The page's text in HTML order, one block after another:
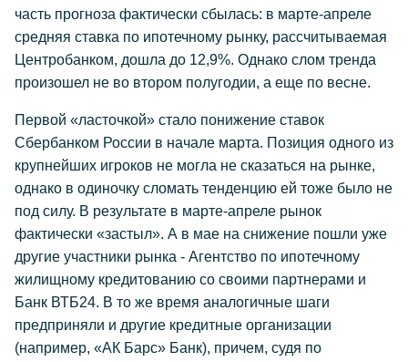
часть прогноза фактически сбылась: в марте-апреле
средняя ставка по ипотечному рынку, рассчитываемая
Центробанком, дошла до 12,9%. Однако слом тренда
произошел не во втором полугодии, а еще по весне.
Первой «ласточкой» стало понижение ставок
Сбербанком России в начале марта. Позиция одного из
крупнейших игроков не могла не сказаться на рынке,
однако в одиночку сломать тенденцию ей тоже было не
под силу. В результате в марте-апреле рынок
фактически «застыл». А в мае на снижение пошли уже
другие участники рынка - Агентство по ипотечному
жилищному кредитованию со своими партнерами и
Банк ВТБ24. В то же время аналогичные шаги
предприняли и другие кредитные организации
(например, «АК Барс» Банк), причем, судя по